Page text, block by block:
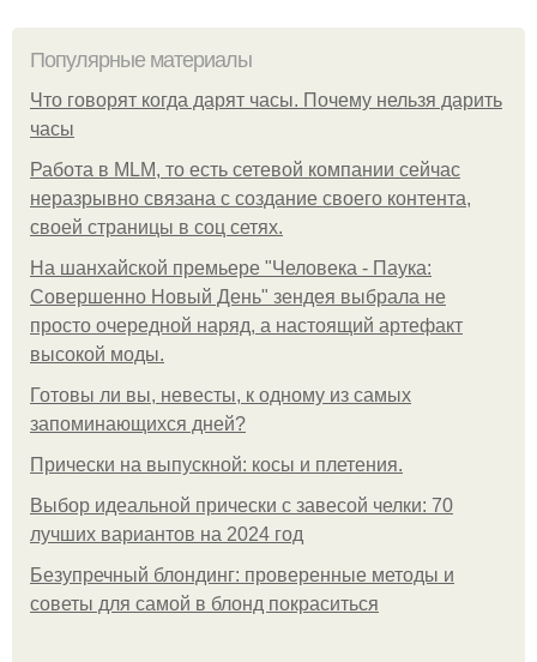
Популярные материалы
Что говорят когда дарят часы. Почему нельзя дарить
часы
Работа в MLM, то есть сетевой компании сейчас
неразрывно связана с создание своего контента,
своей страницы в соц сетях.
На шанхайской премьере "Человека - Паука:
Совершенно Новый День" зендея выбрала не
просто очередной наряд, а настоящий артефакт
высокой моды.
Готовы ли вы, невесты, к одному из самых
запоминающихся дней?
Прически на выпускной: косы и плетения.
Выбор идеальной прически с завесой челки: 70
лучших вариантов на 2024 год
Безупречный блондинг: проверенные методы и
советы для самой в блонд покраситься